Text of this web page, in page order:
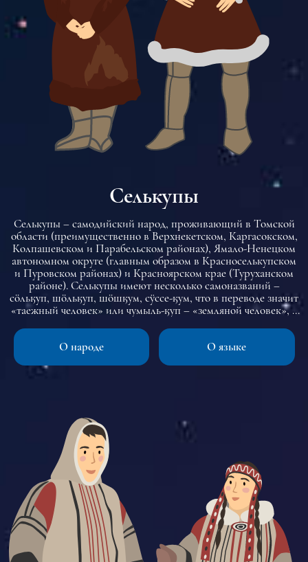
Селькупы
Селькупы – самодийский народ, проживающий в Томской
области (преимущественно в Верхнекетском, Каргасокском,
Колпашевском и Парабельском районах), Ямало-Ненецком
автономном округе (главным образом в Красноселькупском
и Пуровском районах) и Красноярском крае (Туруханском
районе). Селькупы имеют несколько самоназваний –
сöльӄуп, шöльӄуп, шöшӄум, сӱссе-ӄум, что в переводе значит
«таежный человек» или чумыль-ӄуп – «земляной человек», в
тюйӄум, пайӄум. До 1930-х селькупов называли остяками, в
научной литературе – остяками, самоедами или остяко-
самоедами. Название селькупы было введено в
отечественную научную литературу в 1930-е гг. известным
О народе О языке